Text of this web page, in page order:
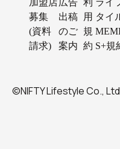
募集
(資料
請求)
出稿
のご
案内
用
規
約
タイ
S+規
©NIFTY Lifestyle Co.,